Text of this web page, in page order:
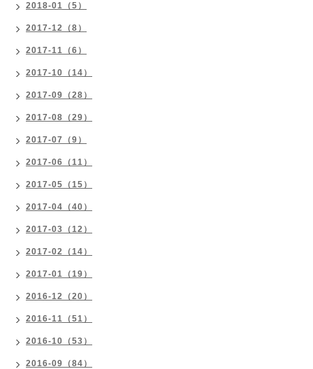
2018-01（5）
2017-12（8）
2017-11（6）
2017-10（14）
2017-09（28）
2017-08（29）
2017-07（9）
2017-06（11）
2017-05（15）
2017-04（40）
2017-03（12）
2017-02（14）
2017-01（19）
2016-12（20）
2016-11（51）
2016-10（53）
2016-09（84）